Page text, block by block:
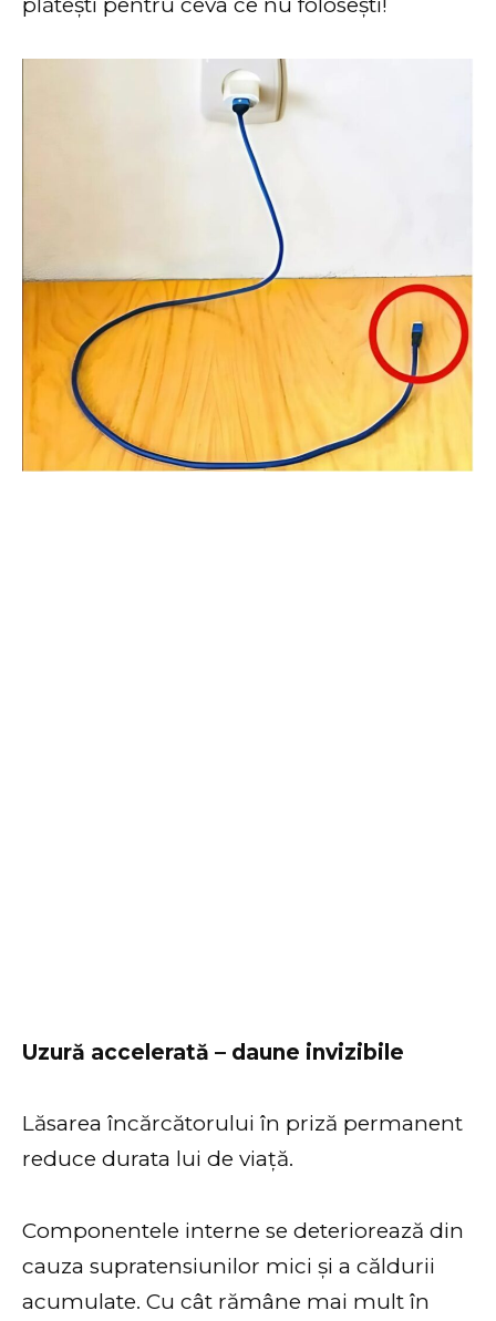
plătești pentru ceva ce nu folosești!
Uzură accelerată – daune invizibile
Lăsarea încărcătorului în priză permanent
reduce durata lui de viață.
Componentele interne se deteriorează din
cauza supratensiunilor mici și a căldurii
acumulate. Cu cât rămâne mai mult în